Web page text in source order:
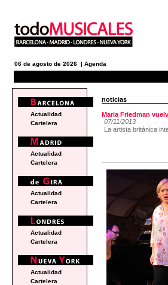
06 de agosto de 2026 | Agenda
noticias
Maria Friedman
07/11/2013
La artista británica
Actualidad
Cartelera
Actualidad
Cartelera
Actualidad
Cartelera
Actualidad
Cartelera
Actualidad
Cartelera